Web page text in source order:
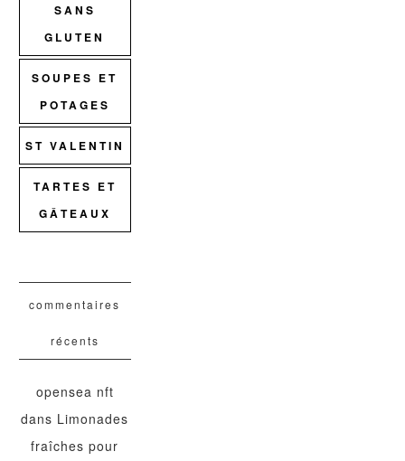
SANS
GLUTEN
SOUPES ET
POTAGES
ST VALENTIN
TARTES ET
GÂTEAUX
commentaires
récents
opensea nft
dans Limonades
fraîches pour